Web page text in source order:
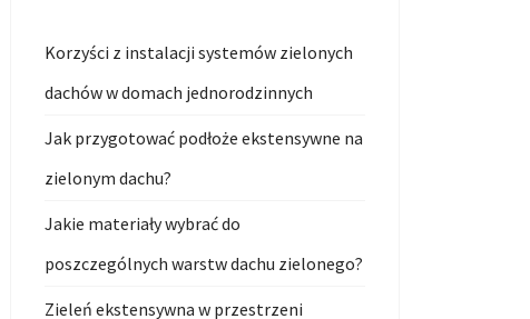
Korzyści z instalacji systemów zielonych
dachów w domach jednorodzinnych
Jak przygotować podłoże ekstensywne na
zielonym dachu?
Jakie materiały wybrać do
poszczególnych warstw dachu zielonego?
Zieleń ekstensywna w przestrzeni